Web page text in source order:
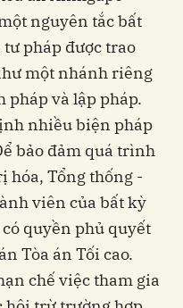
nguyên tắc bất
tư pháp được trao
một nhánh riêng
pháp và lập pháp.
nhiều biện pháp
bảo đảm quá trình
Tổng thống -
viên của bất kỳ
có quyền phủ quyết
Tòa án Tối cao.
chế việc tham gia